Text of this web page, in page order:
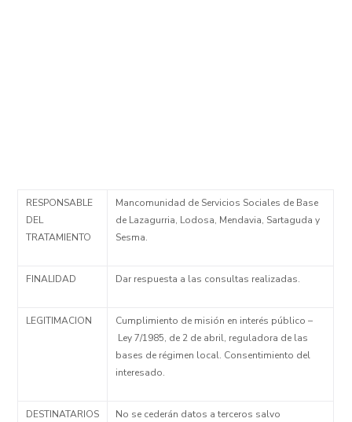
RESPONSABLE
DEL
TRATAMIENTO
Mancomunidad de Servicios Sociales de Base
de Lazagurria, Lodosa, Mendavia, Sartaguda y
Sesma.
FINALIDAD Dar respuesta a las consultas realizadas.
LEGITIMACION
Cumplimiento de misión en interés público –
Ley 7/1985, de 2 de abril, reguladora de las
bases de régimen local. Consentimiento del
interesado.
DESTINATARIOS
No se cederán datos a terceros salvo